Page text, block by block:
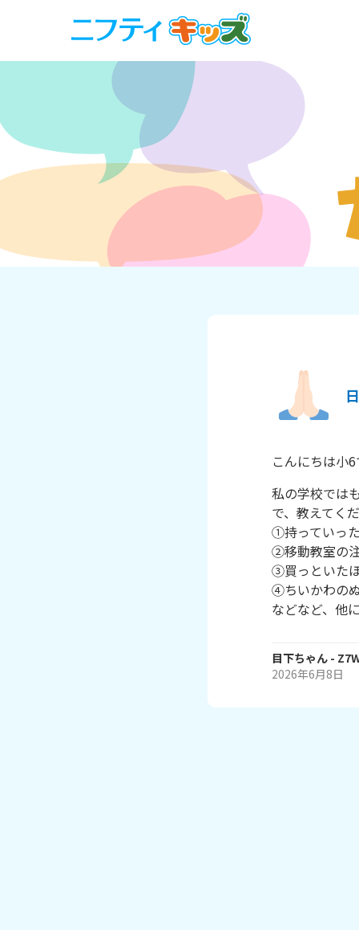
こんにちは小
私の学校では
で、教えてく
①持っていっ
②移動教室の
③買っといた
④ちいかわの
目下ちゃん -
2026年6月8日